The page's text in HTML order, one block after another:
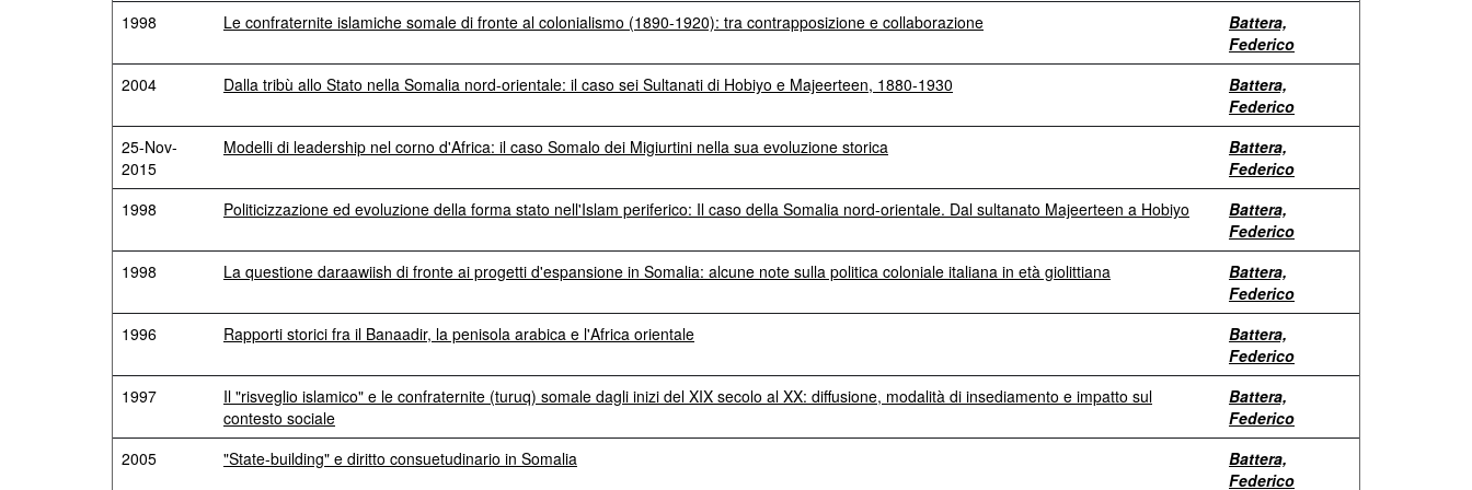
1998 Le confraternite islamiche somale di fronte al colonialismo (1890-1920): tra contrapposizione e collaborazione
Battera,
Federico
2004
Dalla tribù allo Stato nella Somalia nord-orientale: il caso sei Sultanati di Hobiyo e Majeerteen, 1880-1930
Battera,
Federico
25-Nov-
2015
Modelli di leadership nel corno d'Africa: il caso Somalo dei Migiurtini nella sua evoluzione storica
Battera,
Federico
1998
Politicizzazione ed evoluzione della forma stato nell'Islam periferico: Il caso della Somalia nord-orientale. Dal sultanato Majeerteen a Hobiyo
Battera,
Federico
1998
La questione daraawiish di fronte ai progetti d'espansione in Somalia: alcune note sulla politica coloniale italiana in età giolittiana
Battera,
Federico
1996
Rapporti storici fra il Banaadir, la penisola arabica e l'Africa orientale
Battera,
Federico
1997
Il "risveglio islamico" e le confraternite (turuq) somale dagli inizi del XIX secolo al XX: diffusione, modalità di insediamento e impatto sul
contesto sociale
Battera,
Federico
2005
"State-building" e diritto consuetudinario in Somalia
Battera,
Federico